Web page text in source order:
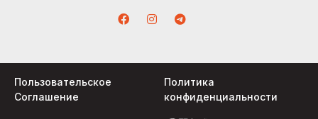
Пользовательское
Соглашение
Политика
конфиденциальности